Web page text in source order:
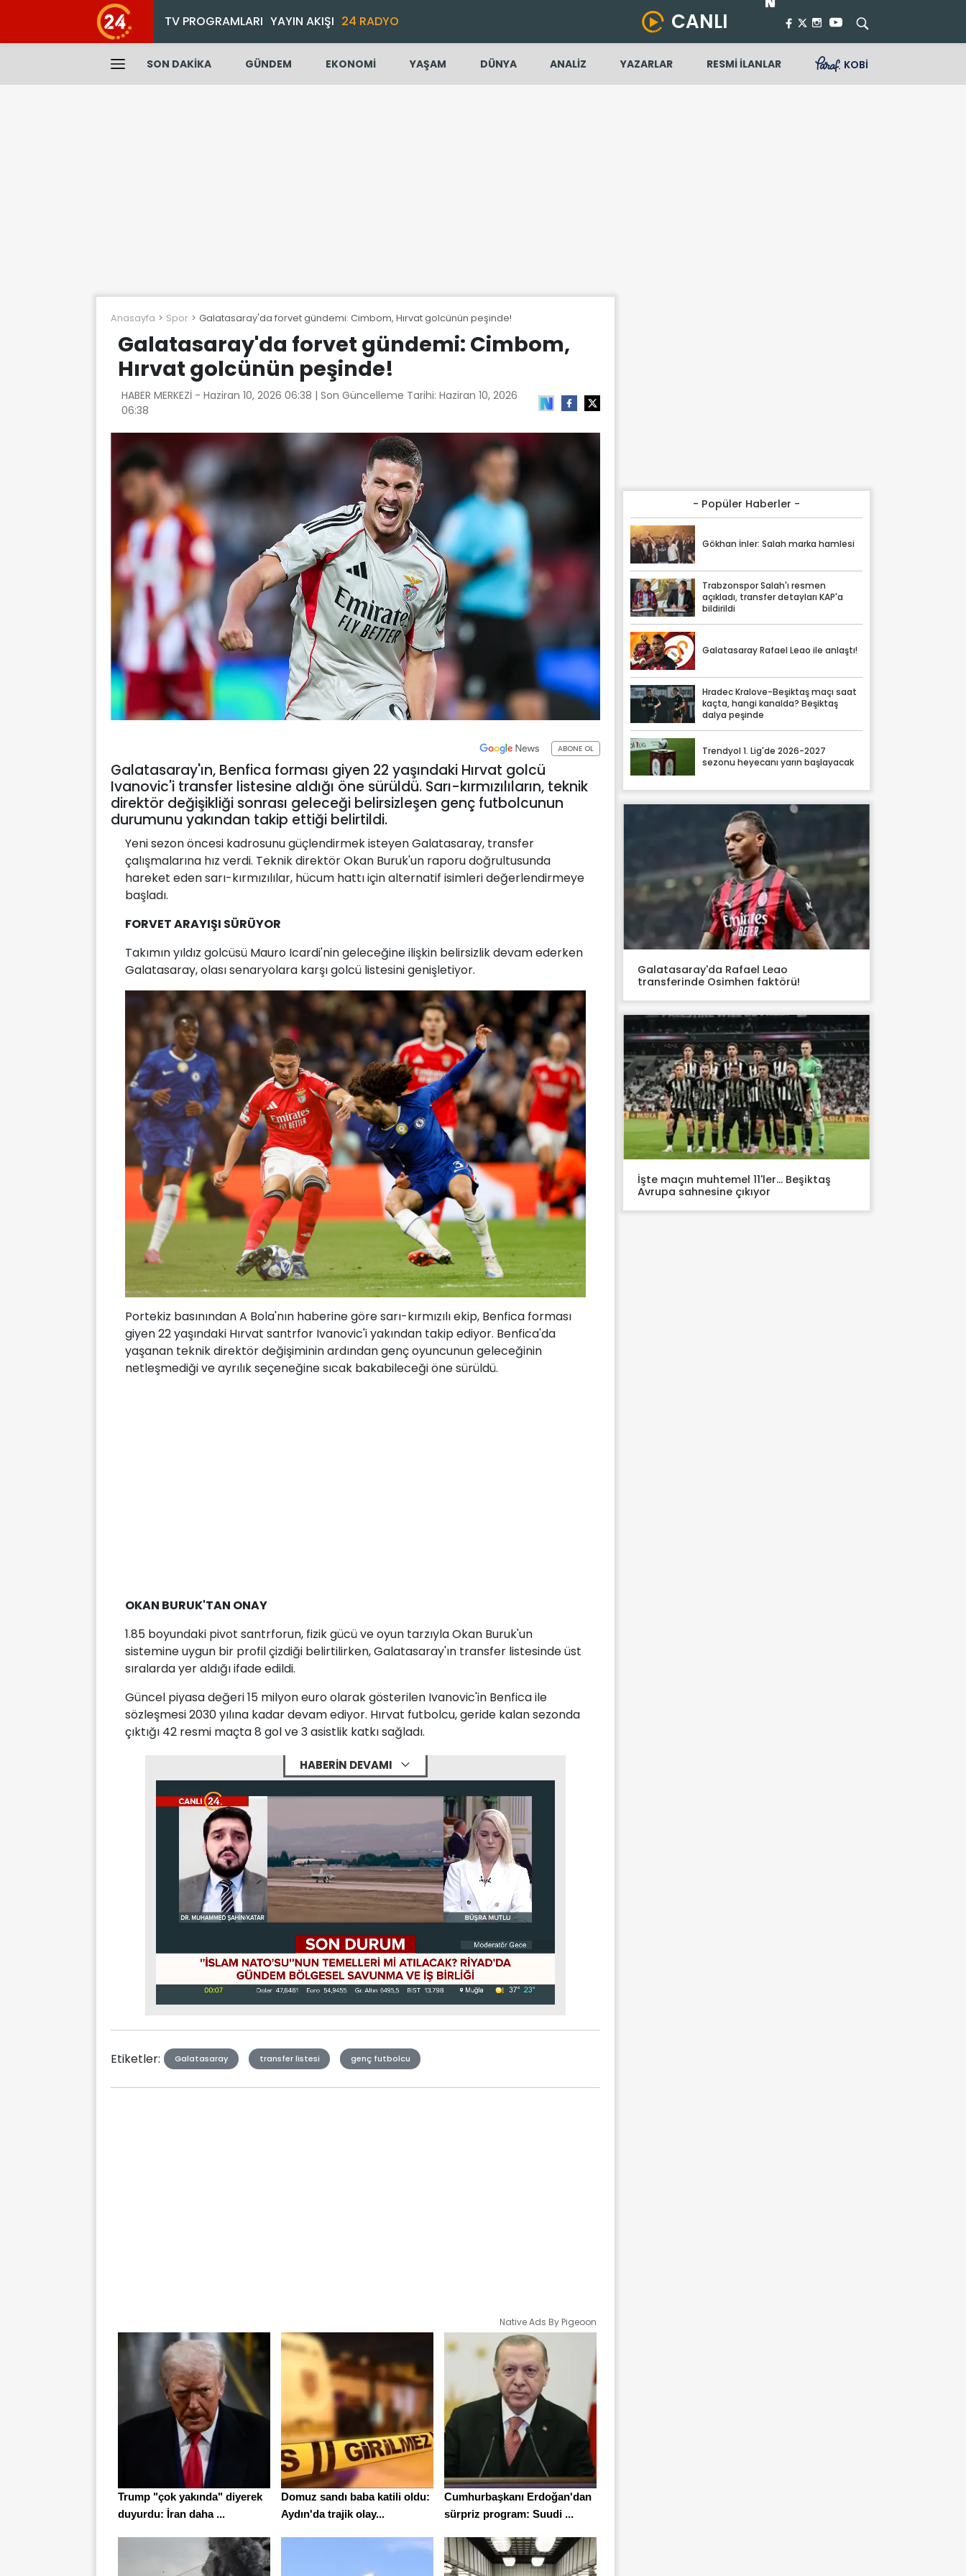
TV PROGRAMLARI YAYIN AKIŞI 24 RADYO CANLI
SON DAKİKA GÜNDEM EKONOMİ YAŞAM DÜNYA ANALİZ YAZARLAR RESMİ İLANLAR KOBİ
Anasayfa Spor Galatasaray'da forvet gündemi: Cimbom, Hırvat golcünün peşinde!
Galatasaray'da forvet gündemi: Cimbom,
Hırvat golcünün peşinde!
HABER MERKEZİ - Haziran 10, 2026 06:38 | Son Güncelleme Tarihi: Haziran 10, 2026
06:38
ABONE OL
Galatasaray'ın, Benfica forması giyen 22 yaşındaki Hırvat golcü
Ivanovic'i transfer listesine aldığı öne sürüldü. Sarı-kırmızılıların, teknik
direktör değişikliği sonrası geleceği belirsizleşen genç futbolcunun
durumunu yakından takip ettiği belirtildi.
Yeni sezon öncesi kadrosunu güçlendirmek isteyen Galatasaray, transfer
çalışmalarına hız verdi. Teknik direktör Okan Buruk'un raporu doğrultusunda
hareket eden sarı-kırmızılılar, hücum hattı için alternatif isimleri değerlendirmeye
başladı.
FORVET ARAYIŞI SÜRÜYOR
Takımın yıldız golcüsü Mauro Icardi'nin geleceğine ilişkin belirsizlik devam ederken
Galatasaray, olası senaryolara karşı golcü listesini genişletiyor.
Portekiz basınından A Bola'nın haberine göre sarı-kırmızılı ekip, Benfica forması
giyen 22 yaşındaki Hırvat santrfor Ivanovic'i yakından takip ediyor. Benfica'da
yaşanan teknik direktör değişiminin ardından genç oyuncunun geleceğinin
netleşmediği ve ayrılık seçeneğine sıcak bakabileceği öne sürüldü.
OKAN BURUK'TAN ONAY
1.85 boyundaki pivot santrforun, fizik gücü ve oyun tarzıyla Okan Buruk'un
sistemine uygun bir profil çizdiği belirtilirken, Galatasaray'ın transfer listesinde üst
sıralarda yer aldığı ifade edildi.
Güncel piyasa değeri 15 milyon euro olarak gösterilen Ivanovic'in Benfica ile
sözleşmesi 2030 yılına kadar devam ediyor. Hırvat futbolcu, geride kalan sezonda
çıktığı 42 resmi maçta 8 gol ve 3 asistlik katkı sağladı.
HABERİN DEVAMI
Stream
Etiketler: Galatasaray transfer listesi genç futbolcu
Native Ads By Pigeoon
Trump "çok yakında" diyerek
duyurdu: İran daha ...
Domuz sandı baba katili oldu:
Aydın'da trajik olay...
Cumhurbaşkanı Erdoğan'dan
sürpriz program: Suudi ...
- Popüler Haberler -
Gökhan İnler: Salah marka hamlesi
Trabzonspor Salah'ı resmen
açıkladı, transfer detayları KAP'a
bildirildi
Galatasaray Rafael Leao ile anlaştı!
Hradec Kralove-Beşiktaş maçı saat
kaçta, hangi kanalda? Beşiktaş
dalya peşinde
Trendyol 1. Lig'de 2026-2027
sezonu heyecanı yarın başlayacak
Galatasaray'da Rafael Leao
transferinde Osimhen faktörü!
İşte maçın muhtemel 11'ler... Beşiktaş
Avrupa sahnesine çıkıyor